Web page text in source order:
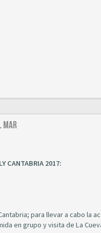
Mar
CANTABRIA 2017:
para llevar a cabo la
en grupo y visita de La